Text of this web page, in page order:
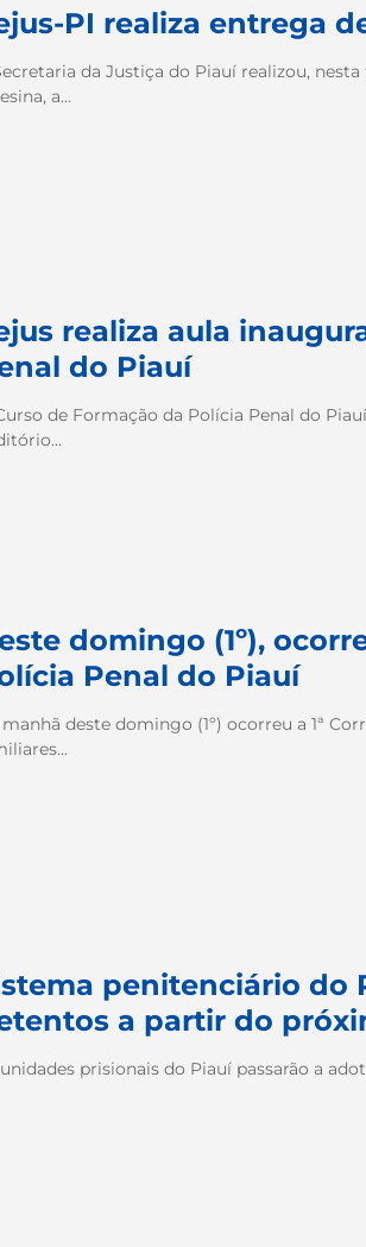
PI realiza entrega
da Justiça do Piauí realizou,
a...
realiza aula
do Piauí
de Formação da Polícia Penal do
domingo (1º),
Penal do Piauí
manhã deste domingo (1º) ocorreu a 1ª
penitenciário do
a partir do
prisionais do Piauí passarão a